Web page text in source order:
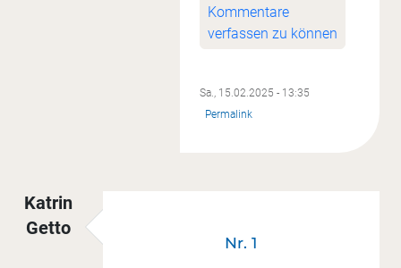
Kommentare
verfassen zu können
Sa., 15.02.2025 - 13:35
Permalink
Katrin
Getto
Nr. 1